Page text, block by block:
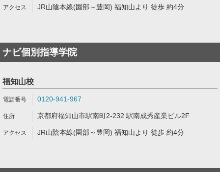
JR山陰本線(園部～豊岡) 福知山より 徒歩 約4分
ナビ個別指導学院
福知山校
0120-941-967
京都府福知山市駅南町2-232 駅南成秀産業ビル2F
JR山陰本線(園部～豊岡) 福知山より 徒歩 約4分